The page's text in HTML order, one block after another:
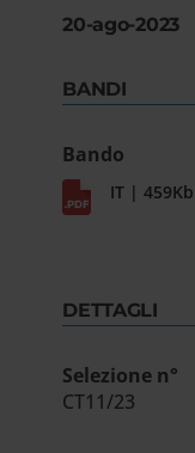
20-ago-
BANDI
Bando
IT | 459Kb
DETTAGLI
Selezione n°
CT11/23